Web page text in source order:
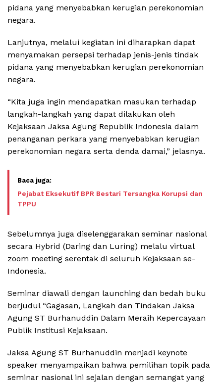
pidana yang menyebabkan kerugian perekonomian
negara.
Lanjutnya, melalui kegiatan ini diharapkan dapat
menyamakan persepsi terhadap jenis-jenis tindak
pidana yang menyebabkan kerugian perekonomian
negara.
“Kita juga ingin mendapatkan masukan terhadap
langkah-langkah yang dapat dilakukan oleh
Kejaksaan Jaksa Agung Republik Indonesia dalam
penanganan perkara yang menyebabkan kerugian
perekonomian negara serta denda damai,” jelasnya.
Pejabat Eksekutif BPR Bestari Tersangka Korupsi dan
TPPU
Sebelumnya juga diselenggarakan seminar nasional
secara Hybrid (Daring dan Luring) melalu virtual
zoom meeting serentak di seluruh Kejaksaan se-
Indonesia.
Seminar diawali dengan launching dan bedah buku
berjudul “Gagasan, Langkah dan Tindakan Jaksa
Agung ST Burhanuddin Dalam Meraih Kepercayaan
Publik Institusi Kejaksaan.
Jaksa Agung ST Burhanuddin menjadi keynote
speaker menyampaikan bahwa pemilihan topik pada
seminar nasional ini sejalan dengan semangat yang